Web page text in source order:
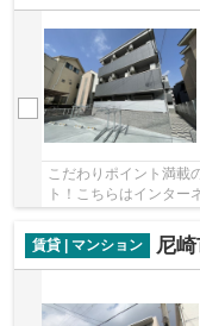
こだわりポイント満載
ト！こちらはインター
なのでスマホの通信料
賃貸 | マンション
尼